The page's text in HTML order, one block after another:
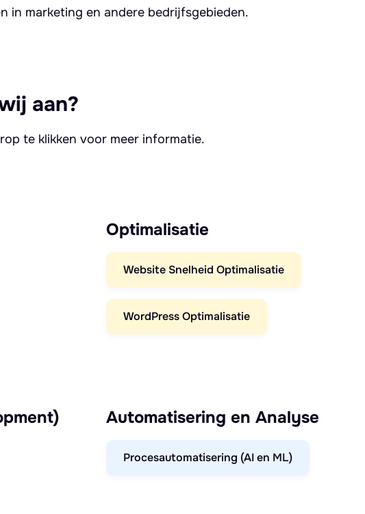
in marketing en andere bedrijfsgebieden.
aan?
te klikken voor meer informatie.
Optimalisatie
Website Snelheid Optimalisatie
WordPress Optimalisatie
Automatisering en Analyse
Procesautomatisering (AI en ML)